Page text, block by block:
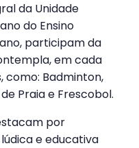
da Unidade
do Ensino
participam da
em cada
como: Badminton,
Praia e Frescobol.
por
e educativa